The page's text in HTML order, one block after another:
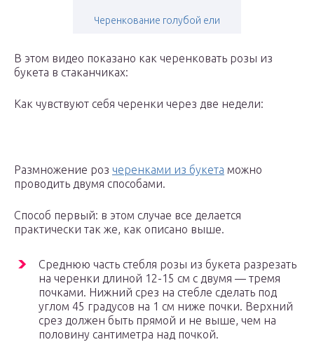
Черенкование голубой ели
В этом видео показано как черенковать розы из
букета в стаканчиках:
Как чувствуют себя черенки через две недели:
Размножение роз черенками из букета можно
проводить двумя способами.
Способ первый: в этом случае все делается
практически так же, как описано выше.
Среднюю часть стебля розы из букета разрезать
на черенки длиной 12-15 см с двумя — тремя
почками. Нижний срез на стебле сделать под
углом 45 градусов на 1 см ниже почки. Верхний
срез должен быть прямой и не выше, чем на
половину сантиметра над почкой.